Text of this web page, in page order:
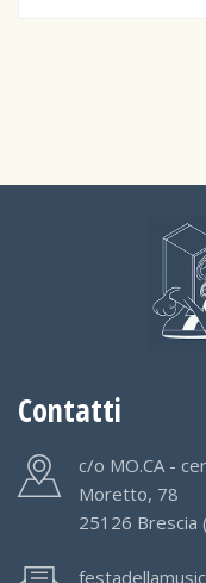
Contatti
c/o MO.CA -
Moretto, 78
25126 Brescia